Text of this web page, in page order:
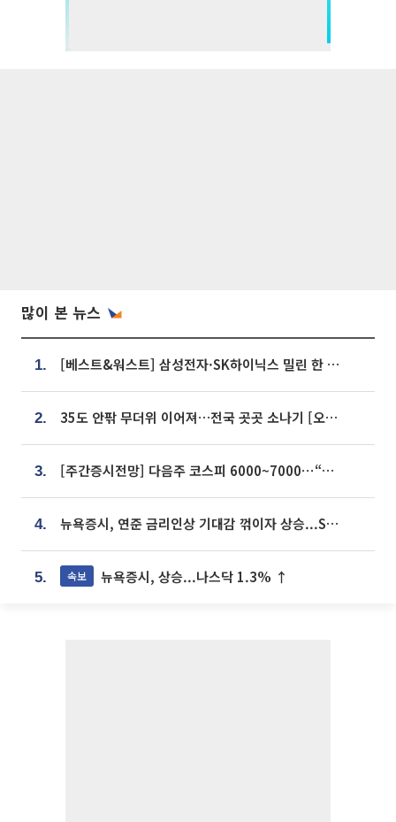
많이 본 뉴스
1. [베스트&워스트] 삼성전자·SK하이닉스 밀린 한 주…상상인증권은 85% 급등
2. 35도 안팎 무더위 이어져…전국 곳곳 소나기 [오늘 날씨]
3. [주간증시전망] 다음주 코스피 6000~7000⋯“外人 수급은 정책이 변수”
4. 뉴욕증시, 연준 금리인상 기대감 꺾이자 상승...S&P500 사상 최고치 [종합]
5. 속보 뉴욕증시, 상승...나스닥 1.3% ↑